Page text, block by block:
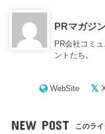
PRマガジ
PR会社コミ
ントたち。
WebSite
NEW POST このラ